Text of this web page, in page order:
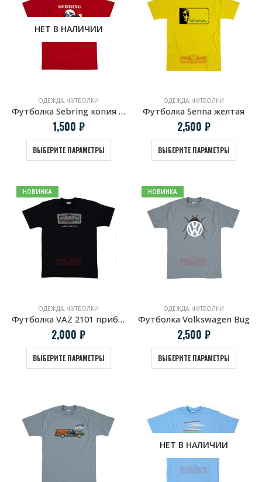
НЕТ В НАЛИЧИИ
ОДЕЖДА, ФУТБОЛКИ
Футболка Sebring копия винтажной афиши Porsche
1,500 ₽
ВЫБЕРИТЕ ПАРАМЕТРЫ
ОДЕЖДА, ФУТБОЛКИ
Футболка Senna желтая
2,500 ₽
ВЫБЕРИТЕ ПАРАМЕТРЫ
НОВИНКА
ОДЕЖДА, ФУТБОЛКИ
Футболка VAZ 2101 приборная панель
2,000 ₽
ВЫБЕРИТЕ ПАРАМЕТРЫ
НОВИНКА
ОДЕЖДА, ФУТБОЛКИ
Футболка Volkswagen Bug
2,500 ₽
ВЫБЕРИТЕ ПАРАМЕТРЫ
НЕТ В НАЛИЧИИ